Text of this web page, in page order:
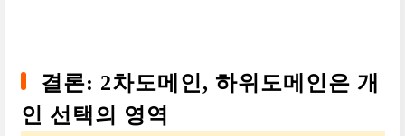
결론: 2차도메인, 하위도메인은 개
인 선택의 영역